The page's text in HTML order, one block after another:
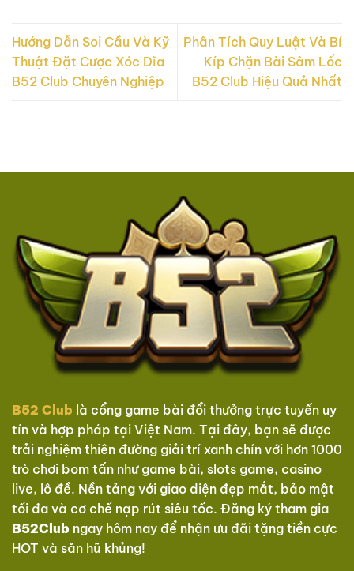
Hướng Dẫn Soi Cầu Và Kỹ
Thuật Đặt Cược Xóc Dĩa
B52 Club Chuyên Nghiệp
Phân Tích Quy Luật Và Bí
Kíp Chặn Bài Sâm Lốc
B52 Club Hiệu Quả Nhất
B52 Club là cổng game bài đổi thưởng trực tuyến uy
tín và hợp pháp tại Việt Nam. Tại đây, bạn sẽ được
trải nghiệm thiên đường giải trí xanh chín với hơn 1000
trò chơi bom tấn như game bài, slots game, casino
live, lô đề. Nền tảng với giao diện đẹp mắt, bảo mật
tối đa và cơ chế nạp rút siêu tốc. Đăng ký tham gia
B52Club ngay hôm nay để nhận ưu đãi tặng tiền cực
HOT và săn hũ khủng!